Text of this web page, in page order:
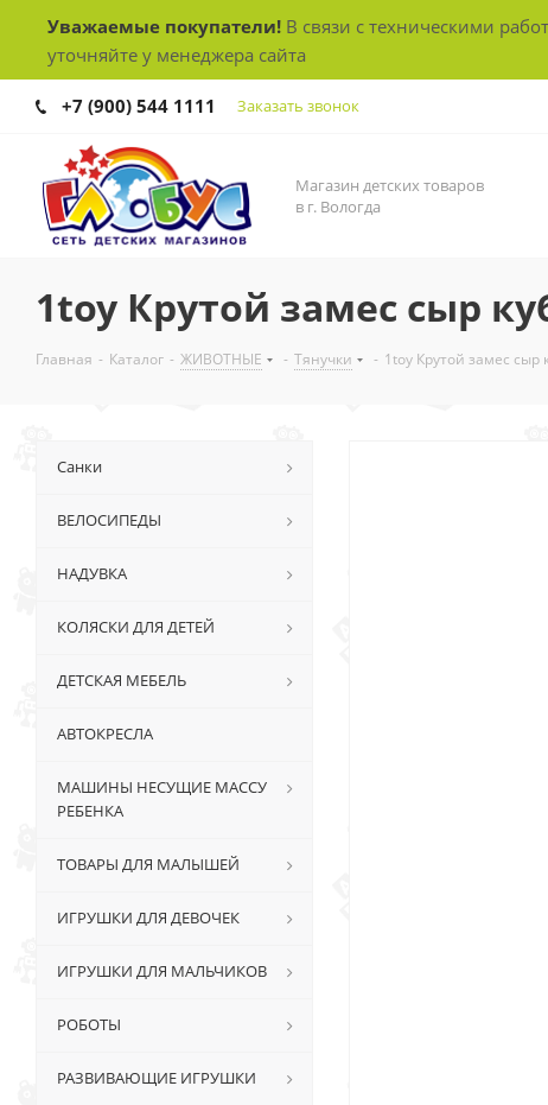
Уважаемые покупатели! В связи с техническими
уточняйте у менеджера сайта
+7 (900) 544 1111 Заказать звонок
Магазин детских товаров
в г. Вологда
1toy Крутой замес сыр
Главная - Каталог - ЖИВОТНЫЕ - Тянучки - 1toy Крутой замес сыр
Санки
ВЕЛОСИПЕДЫ
НАДУВКА
КОЛЯСКИ ДЛЯ ДЕТЕЙ
ДЕТСКАЯ МЕБЕЛЬ
АВТОКРЕСЛА
МАШИНЫ НЕСУЩИЕ МАССУ
РЕБЕНКА
ТОВАРЫ ДЛЯ МАЛЫШЕЙ
ИГРУШКИ ДЛЯ ДЕВОЧЕК
ИГРУШКИ ДЛЯ МАЛЬЧИКОВ
РОБОТЫ
РАЗВИВАЮЩИЕ ИГРУШКИ